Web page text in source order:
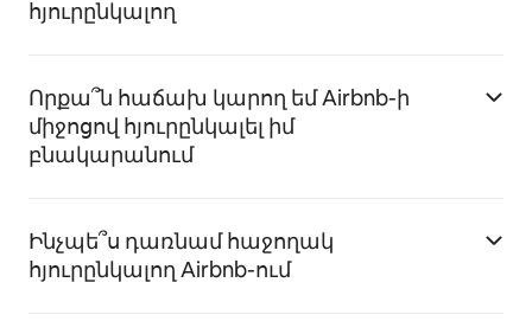
հյուրընկալող
Որքա՞ն հաճախ կարող եմ Airbnb-ի
միջոցով հյուրընկալել իմ
բնակարանում
Ինչպե՞ս դառնամ հաջողակ
հյուրընկալող Airbnb-ում